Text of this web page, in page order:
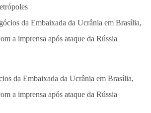
da Embaixada da Ucrânia em Brasília,
a imprensa após ataque da Rússia